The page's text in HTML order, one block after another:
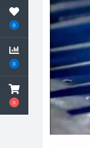
0
0
0